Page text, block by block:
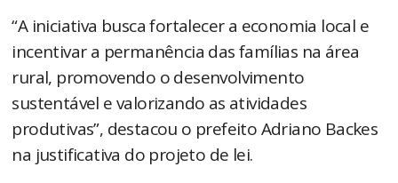
“A iniciativa busca fortalecer a economia local e
incentivar a permanência das famílias na área
rural, promovendo o desenvolvimento
sustentável e valorizando as atividades
produtivas”, destacou o prefeito Adriano Backes
na justificativa do projeto de lei.